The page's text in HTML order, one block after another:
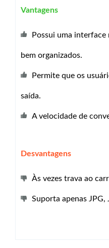
Vantagens
Possui uma
bem organizados.
Permite que os
saída.
A velocidade de
Desvantagens
Às vezes trava ao
Suporta apenas JPG,